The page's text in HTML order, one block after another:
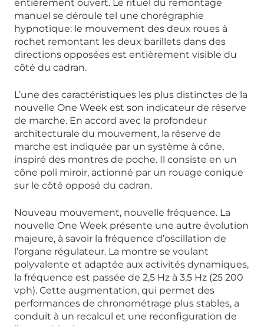
entièrement ouvert. Le rituel du remontage
manuel se déroule tel une chorégraphie
hypnotique: le mouvement des deux roues à
rochet remontant les deux barillets dans des
directions opposées est entièrement visible du
côté du cadran.
L’une des caractéristiques les plus distinctes de la
nouvelle One Week est son indicateur de réserve
de marche. En accord avec la profondeur
architecturale du mouvement, la réserve de
marche est indiquée par un système à cône,
inspiré des montres de poche. Il consiste en un
cône poli miroir, actionné par un rouage conique
sur le côté opposé du cadran.
Nouveau mouvement, nouvelle fréquence. La
nouvelle One Week présente une autre évolution
majeure, à savoir la fréquence d’oscillation de
l’organe régulateur. La montre se voulant
polyvalente et adaptée aux activités dynamiques,
la fréquence est passée de 2,5 Hz à 3,5 Hz (25 200
vph). Cette augmentation, qui permet des
performances de chronométrage plus stables, a
conduit à un recalcul et une reconfiguration de